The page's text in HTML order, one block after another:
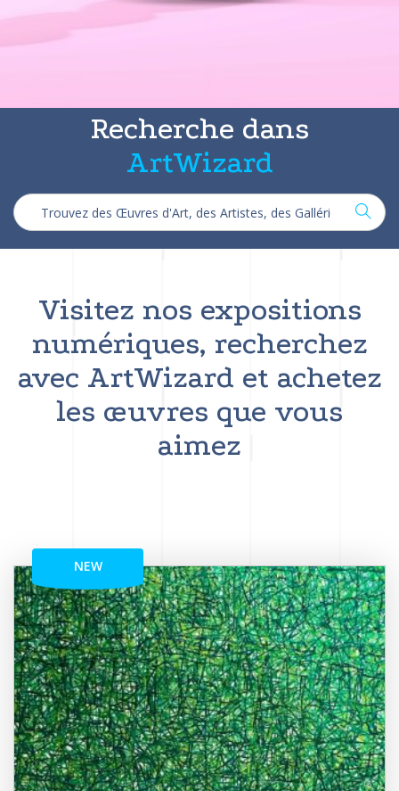
Recherche dans
ArtWizard
Visitez nos expositions
numériques, recherchez
avec ArtWizard et achetez
les œuvres que vous
aimez
NEW